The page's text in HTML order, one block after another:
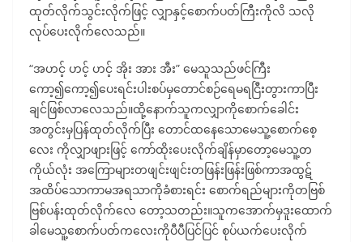
ထုတ်လိုက်သွင်းလိုက်ဖြင့် လျှာနှင့်စောက်ပတ်ကြီးကိုလိ သလို
လုပ်ပေးလိုက်လေသည်။
“အဟင့် ဟင့် ဟင့် အိုး အား အီး” မေသူသည်ဖင်ကြီး
ကော့၍ကော့၍ပေးရင်းပါးစပ်မှတောင်စဉ်ရေမရငြီးတွားကာပြီး
ချင်ဖြစ်လာလေသည်။ထို့နောက်သူကလျှာကိုစောက်ခေါင်း
အတွင်းမှပြန်ထုတ်လိုက်ပြီး တောင်ထနေသောမေသူ့စောက်စေ့
လေး ကိုလျှာဖျားဖြင့် ကော်ထိုးပေးလိုက်ချိန်မှာတော့မေသူ့တ
ကိုယ်လုံး အကြောများတဖျင်းဖျင်းတဖြန်းဖြန်းဖြစ်ကာအထွဋ်
အထိပ်သောကာမအရသာကိုခံစားရင်း စောက်ရည်များကိုတဗြစ်
ဗြစ်ပန်းထုတ်လိုက်လေ တော့သတည်း။သူကအောက်မှဒူးထောက်
ခါမေသူ့စောက်ပတ်ကလေးကိုပီပီပြင်ပြင် စုပ်ယက်ပေးလိုက်